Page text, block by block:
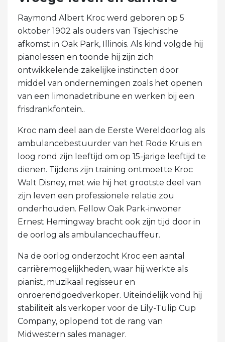
Raymond Albert Kroc werd geboren op 5
oktober 1902 als ouders van Tsjechische
afkomst in Oak Park, Illinois. Als kind volgde hij
pianolessen en toonde hij zijn zich
ontwikkelende zakelijke instincten door
middel van ondernemingen zoals het openen
van een limonadetribune en werken bij een
frisdrankfontein..
Kroc nam deel aan de Eerste Wereldoorlog als
ambulancebestuurder van het Rode Kruis en
loog rond zijn leeftijd om op 15-jarige leeftijd te
dienen. Tijdens zijn training ontmoette Kroc
Walt Disney, met wie hij het grootste deel van
zijn leven een professionele relatie zou
onderhouden. Fellow Oak Park-inwoner
Ernest Hemingway bracht ook zijn tijd door in
de oorlog als ambulancechauffeur.
Na de oorlog onderzocht Kroc een aantal
carrièremogelijkheden, waar hij werkte als
pianist, muzikaal regisseur en
onroerendgoedverkoper. Uiteindelijk vond hij
stabiliteit als verkoper voor de Lily-Tulip Cup
Company, oplopend tot de rang van
Midwestern sales manager.